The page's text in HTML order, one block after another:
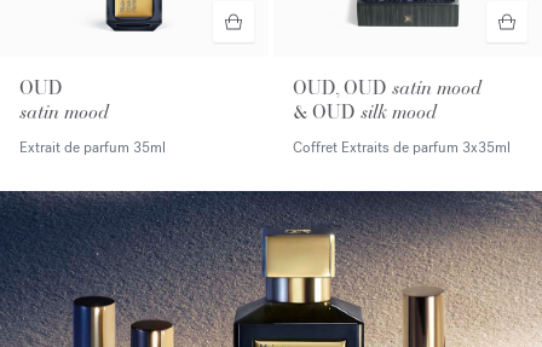
OUD
satin mood
Extrait de parfum 35ml
OUD, OUD satin mood
& OUD silk mood
Coffret Extraits de parfum 3x35ml